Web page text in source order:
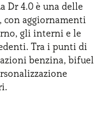
Dr 4.0 è una delle
con aggiornamenti
gli interni e le
Tra i punti di
benzina, bifuel
completa e va